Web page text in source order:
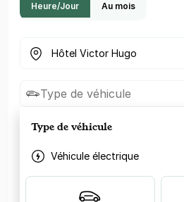
Heure/Jour Au mois
Où cherchez-vous un parking ?
Type de véhicule
Type de véhicule
Véhicule électrique